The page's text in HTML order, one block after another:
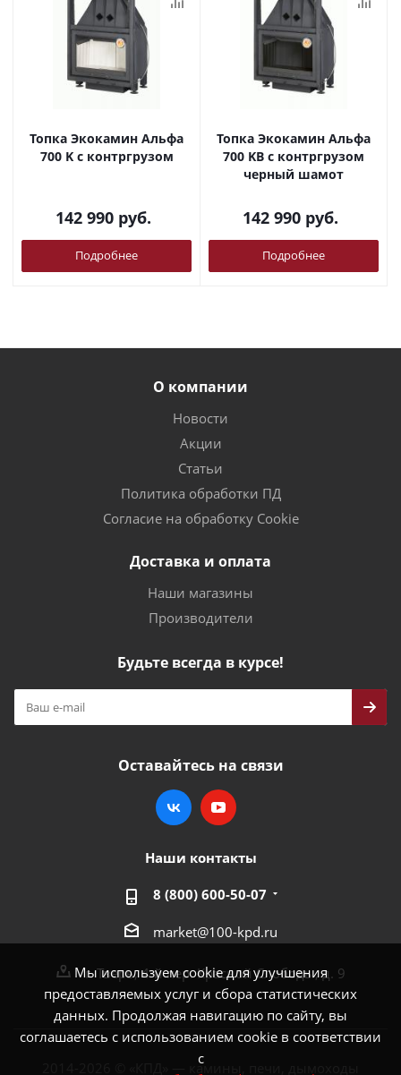
Мы используем cookie для улучшения
предоставляемых услуг и сбора статистических
данных. Продолжая навигацию по сайту, вы
соглашаетесь с использованием cookie в соответствии
с
Топка Экокамин Альфа
700 K с контргрузом
142 990 руб.
Подробнее
Топка Экокамин Альфа
700 KВ с контргрузом
черный шамот
142 990 руб.
Подробнее
О компании
Новости
Акции
Статьи
Политика обработки ПД
Согласие на обработку Cookie
Доставка и оплата
Наши магазины
Производители
Будьте всегда в курсе!
Оставайтесь на связи
Наши контакты
8 (800) 600-50-07
market@100-kpd.ru
г. Тверь, 4-й пер. Красной Слободы, д. 9
2014-2026 © «КПД» — камины, печи, дымоходы